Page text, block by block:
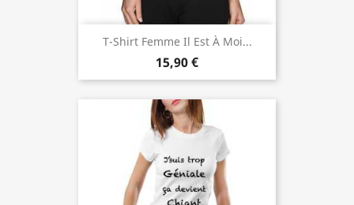
T-Shirt Femme Il Est À Moi...
15,90 €